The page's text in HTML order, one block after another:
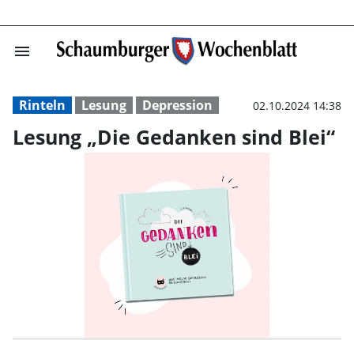
menu Lesung „Die
Rinteln Lesung Depression 02.10.2024 14:38
Lesung „Die Gedanken sind Blei“